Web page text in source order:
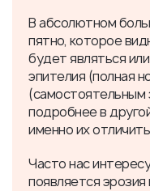
В абсолютном
пятно, которое
будет являться
эпителия (полная
(самостоятельным
подробнее в
именно их
Часто нас
появляется